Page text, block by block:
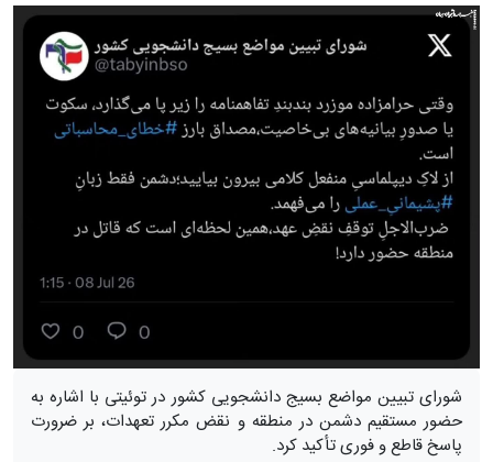
شورای تبیین مواضع بسیج دانشجویی کشور در توئیتی با اشاره به
حضور مستقیم دشمن در منطقه و نقض مکرر تعهدات، بر ضرورت
پاسخ قاطع و فوری تأکید کرد.